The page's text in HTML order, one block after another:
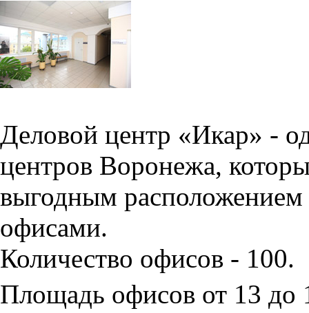
Деловой центр «Икар» -
центров Воронежа,
выгодным
офисами.
Количество офисов - 100.
Площадь офисов от 13 до